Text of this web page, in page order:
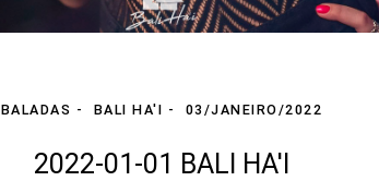
BALADAS BALI HA'I 03/JANEIRO/2022
2022-01-01 BALI HA'I